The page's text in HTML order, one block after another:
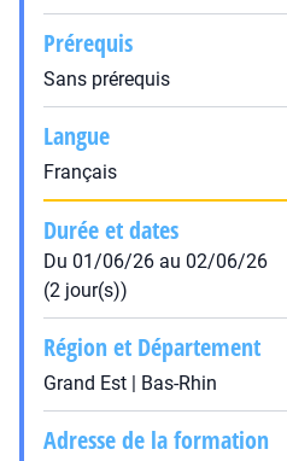
Prérequis
Sans prérequis
Langue
Français
Durée et dates
Du 01/06/26 au 02/06/26
(2 jour(s))
Région et Département
Grand Est | Bas-Rhin
Adresse de la formation